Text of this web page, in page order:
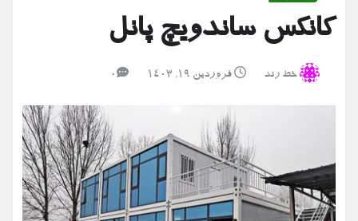
کانکس ساندویچ پانل
خط رند فروردین ۱۹, ۱۴۰۳ 0